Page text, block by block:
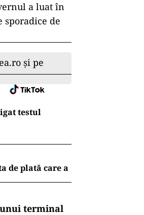
a luat în
de
și pe
testul
de plată care a
terminal